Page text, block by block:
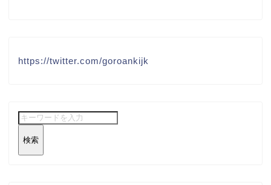
https://twitter.com/goroankijk
検索